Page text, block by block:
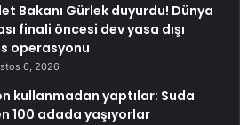
Bakanı Gürlek duyurdu! Dünya
finali öncesi dev yasa dışı
operasyonu
6, 2026
kullanmadan yaptılar: Suda
100 adada yaşıyorlar